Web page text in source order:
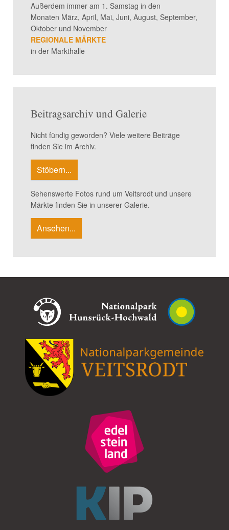
Außerdem immer am 1. Samstag in den
Monaten März, April, Mai, Juni, August, September,
Oktober und November
REGIONALE MÄRKTE
in der Markthalle
Beitragsarchiv und Galerie
Nicht fündig geworden? Viele weitere Beiträge
finden Sie im Archiv.
Stöbern...
Sehenswerte Fotos rund um Veitsrodt und unsere
Märkte finden Sie in unserer Galerie.
Ansehen...